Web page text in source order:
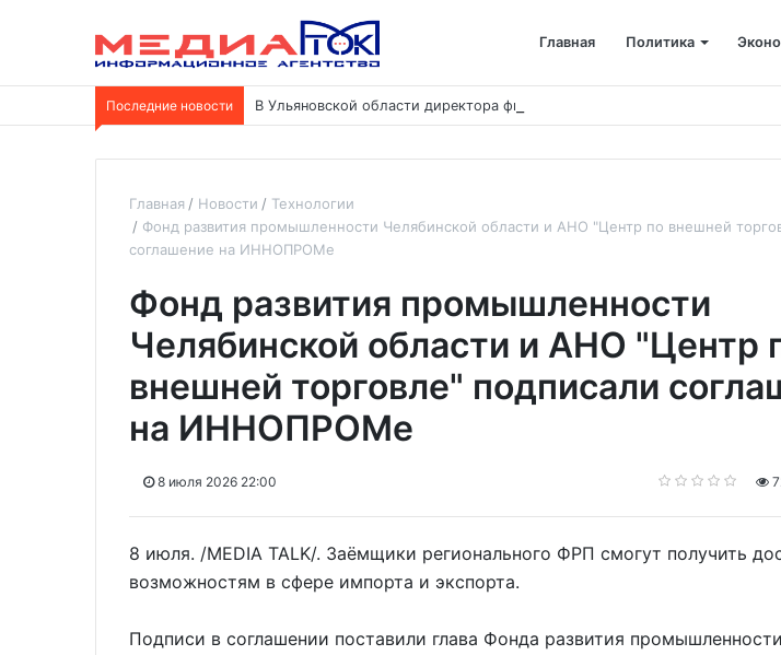
Главная Политика
Последние новости В Ульяновской области директора фирмы будут судить за уклонение от
Главная Новости
Технологии
Фонд развития промышленности Челябинской области и АНО "Центр по внешней
соглашение на ИННОПРОМе
Фонд развития промышленности
Челябинской области и АНО "Центр
внешней торговле" подписали
на ИННОПРОМе
8 июля 2026 22:00
8 июля. /MEDIA TALK/. Заёмщики регионального ФРП смогут получить
возможностям в сфере импорта и экспорта.
Подписи в соглашении поставили глава Фонда развития